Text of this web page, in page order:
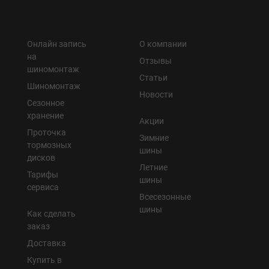
Онлайн запись
на
шиномонтаж
Шиномонтаж
Сезонное
хранение
Проточка
тормозных
дисков
Тарифы
сервиса
Как сделать
заказ
Доставка
Купить в
О компании
Отзывы
Статьи
Новости
Акции
Зимние
шины
Летние
шины
Всесезонные
шины